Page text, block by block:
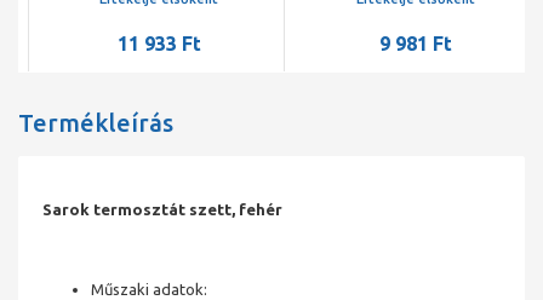
11 933 Ft 9 981 Ft
Termékleírás
Sarok termosztát szett, fehér
Műszaki adatok: